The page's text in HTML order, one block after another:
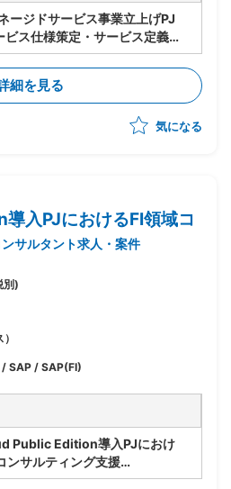
ージドサービス事業立上げPJ
ビス仕様策定・サービス定義・
上げ全体をリード
用のリードを担当しつつメニュ
の参画等、多面的に貢献範囲を
細を見る
気になる
入PJにおけるFI領域コ
サルタント求人・案件
別)
/ SAP / SAP(FI)
Public Edition導入PJにおけ
ンサルティング支援
サルタントポジション